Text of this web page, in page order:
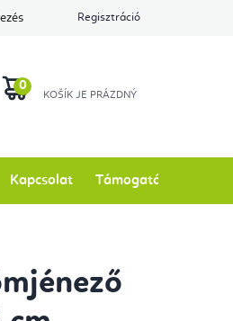
Regisztráció
Kapcsolat Támogatás